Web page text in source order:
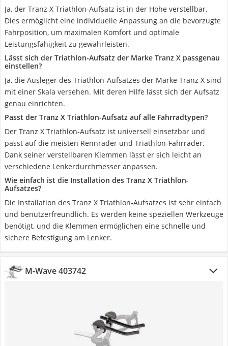
Ja, der Tranz X Triathlon-Aufsatz ist in der Höhe verstellbar.
Dies ermöglicht eine individuelle Anpassung an die bevorzugte
Fahrposition, um maximalen Komfort und optimale
Leistungsfähigkeit zu gewährleisten.
Lässt sich der Triathlon-Aufsatz der Marke Tranz X passgenau
einstellen?
Ja, die Ausleger des Triathlon-Aufsatzes der Marke Tranz X sind
mit einer Skala versehen. Mit deren Hilfe lässt sich der Aufsatz
genau einrichten.
Passt der Tranz X Triathlon-Aufsatz auf alle Fahrradtypen?
Der Tranz X Triathlon-Aufsatz ist universell einsetzbar und
passt auf die meisten Rennräder und Triathlon-Fahrräder.
Dank seiner verstellbaren Klemmen lässt er sich leicht an
verschiedene Lenkerdurchmesser anpassen.
Wie einfach ist die Installation des Tranz X Triathlon-
Aufsatzes?
Die Installation des Tranz X Triathlon-Aufsatzes ist sehr einfach
und benutzerfreundlich. Es werden keine speziellen Werkzeuge
benötigt, und die Klemmen ermöglichen eine schnelle und
sichere Befestigung am Lenker.
M-Wave 403742